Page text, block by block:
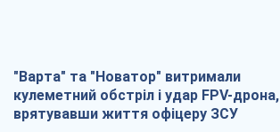
"Варта" та "Новатор" витримали
кулеметний обстріл і удар FPV-дрона,
врятувавши життя офіцеру ЗСУ